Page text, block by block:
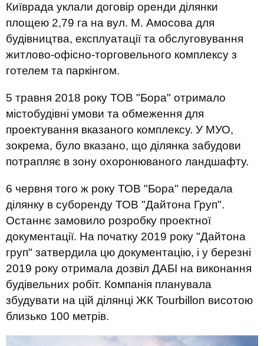
Київрада уклали договір оренди ділянки
площею 2,79 га на вул. М. Амосова для
будівництва, експлуатації та обслуговування
житлово-офісно-торговельного комплексу з
готелем та паркінгом.
5 травня 2018 року ТОВ "Бора" отримало
містобудівні умови та обмеження для
проектування вказаного комплексу. У МУО,
зокрема, було вказано, що ділянка забудови
потрапляє в зону охоронюваного ландшафту.
6 червня того ж року ТОВ "Бора" передала
ділянку в суборенду ТОВ "Дайтона Груп".
Останнє замовило розробку проектної
документації. На початку 2019 року "Дайтона
груп" затвердила цю документацію, і у березні
2019 року отримала дозвіл ДАБІ на виконання
будівельних робіт. Компанія планувала
збудувати на цій ділянці ЖК Tourbillon висотою
близько 100 метрів.